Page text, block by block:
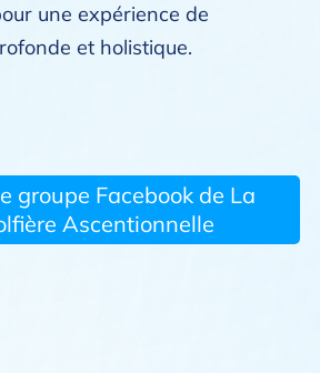
une expérience de
et holistique.
groupe Facebook de La
Ascentionnelle